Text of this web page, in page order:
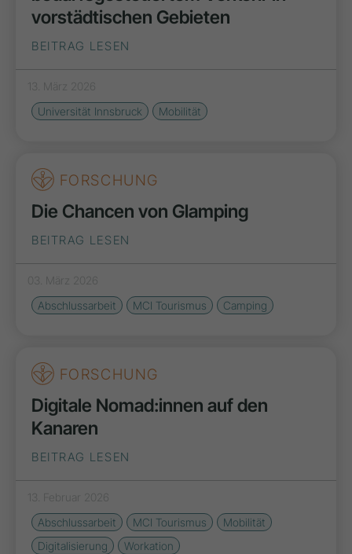
vorstädtischen Gebieten
BEITRAG LESEN
13. März 2026
Universität Innsbruck
Mobilität
FORSCHUNG
Die Chancen von Glamping
BEITRAG LESEN
03. März 2026
Abschlussarbeit
MCI Tourismus Camping
FORSCHUNG
Digitale Nomad:innen auf den
Kanaren
BEITRAG LESEN
13. Februar 2026
Abschlussarbeit
MCI Tourismus
Mobilität
Digitalisierung
Workation